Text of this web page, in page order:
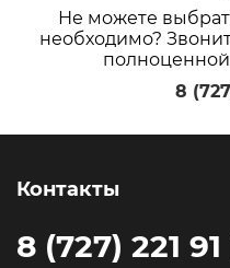
Не можете
необходимо?
8
Контакты
8 (727) 221 91